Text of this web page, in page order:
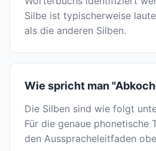
Silbe ist typischerweise
als die anderen Silben.
Wie spricht man
Die Silben sind wie folgt
Für die genaue phonetische
den Ausspracheleitfaden